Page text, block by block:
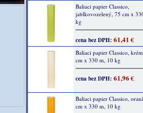
Baliaci papier Classico,
jablkovozelený, 75 cm x
kg
cena bez DPH: 61,41 €
Baliaci papier Classico,
cm x 330 m, 10 kg
cena bez DPH: 61,96 €
Baliaci papier Classico,
cm x 330 m, 10 kg